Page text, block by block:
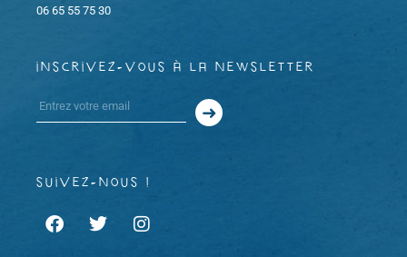
06 65 55 75 30
inscrivez-vous à la newsletter
suivez-nous !